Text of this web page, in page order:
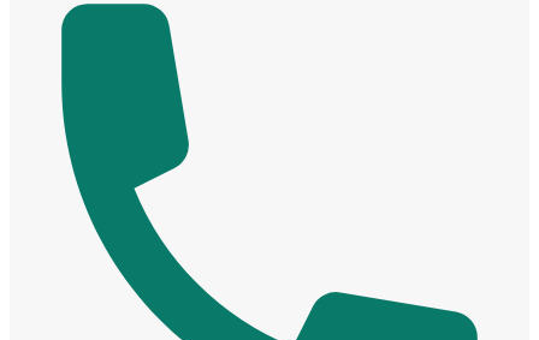
Cửa cho thú cưng